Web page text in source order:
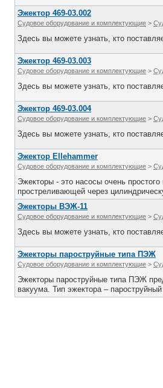
Эжектор 469-03.002
Судовое оборудование и комплектующие >
Здесь вы можете узнать, кто
Эжектор 469-03.003
Судовое оборудование и комплектующие >
Здесь вы можете узнать, кто
Эжектор 469-03.004
Судовое оборудование и комплектующие >
Здесь вы можете узнать, кто
Эжектор Ellehammer
Судовое оборудование и комплектующие >
Эжекторы - это насосы очень
простреливающей через
Эжекторы ВЭЖ-11
Судовое оборудование и комплектующие >
Здесь вы можете узнать, кто
Эжекторы пароструйные типа ПЭЖ
Судовое оборудование и комплектующие >
Эжекторы пароструйные типа ПЭЖ
вакуума. Тип эжектора – пароструйный